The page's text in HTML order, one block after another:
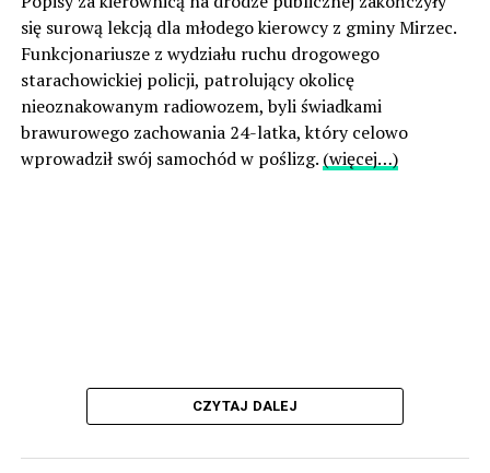
się surową lekcją dla młodego kierowcy z gminy Mirzec.
Funkcjonariusze z wydziału ruchu drogowego
starachowickiej policji, patrolujący okolicę
nieoznakowanym radiowozem, byli świadkami
brawurowego zachowania 24-latka, który celowo
wprowadził swój samochód w poślizg. (więcej…)
CZYTAJ DALEJ